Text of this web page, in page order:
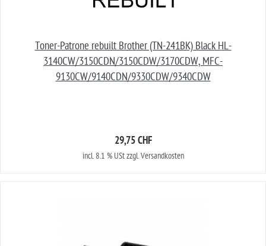
Toner-Patrone rebuilt Brother (TN-241BK) Black HL-
3140CW/3150CDN/3150CDW/3170CDW, MFC-
9130CW/9140CDN/9330CDW/9340CDW
29,75 CHF
incl. 8.1 % USt zzgl. Versandkosten